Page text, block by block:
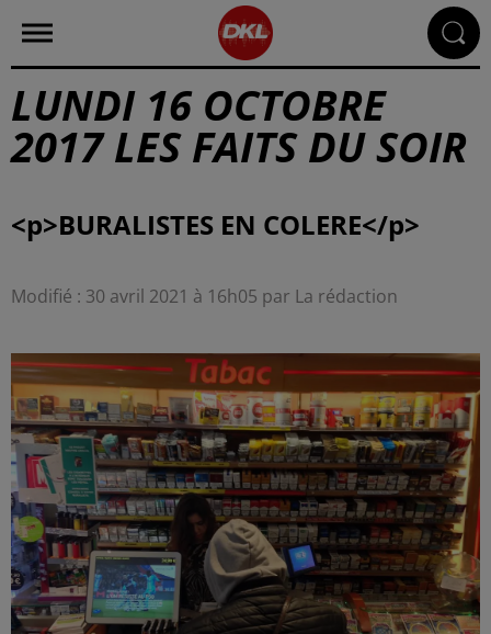
LUNDI 16 OCTOBRE
2017 LES FAITS DU SOIR
Modifié : 30 avril 2021 à 16h05 par La rédaction